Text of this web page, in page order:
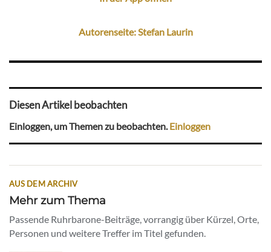
Autorenseite: Stefan Laurin
Diesen Artikel beobachten
Einloggen, um Themen zu beobachten.Einloggen
AUS DEM ARCHIV
Mehr zum Thema
Passende Ruhrbarone-Beiträge, vorrangig über Kürzel, Orte,
Personen und weitere Treffer im Titel gefunden.